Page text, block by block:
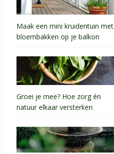
Maak een mini kruidentuin met
bloembakken op je balkon
Groei je mee? Hoe zorg én
natuur elkaar versterken